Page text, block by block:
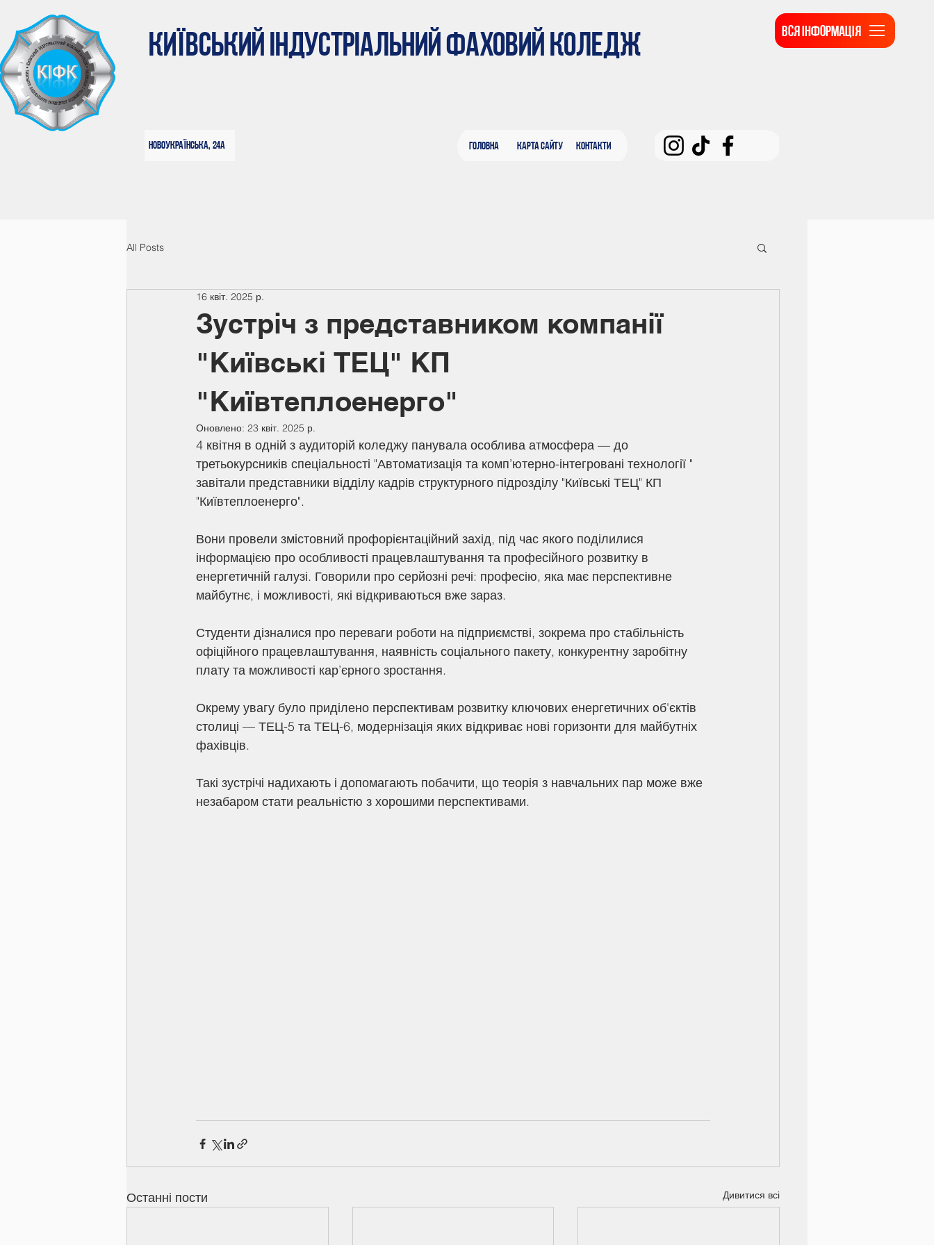
КИЇВСЬКИЙ ІНДУСТРІАЛЬНИЙ ФАХОВИЙ КОЛЕДЖ
Новоукраїнська, 24а Головна Контакти
Карта сайту
ВСЯ ІНФОРМАЦІЯ
All Posts
Зустріч з представником компанії
"Київські ТЕЦ" КП
"Київтеплоенерго"
16 квіт. 2025 р.
Оновлено: 23 квіт. 2025 р.
4 квітня в одній з аудиторій коледжу панувала особлива атмосфера — до
третьокурсників спеціальності "Автоматизація та комп’ютерно-інтегровані технології "
завітали представники відділу кадрів структурного підрозділу "Київські ТЕЦ" КП
"Київтеплоенерго".
Вони провели змістовний профорієнтаційний захід, під час якого поділилися
інформацією про особливості працевлаштування та професійного розвитку в
енергетичній галузі. Говорили про серйозні речі: професію, яка має перспективне
майбутнє, і можливості, які відкриваються вже зараз.
Студенти дізналися про переваги роботи на підприємстві, зокрема про стабільність
офіційного працевлаштування, наявність соціального пакету, конкурентну заробітну
плату та можливості кар’єрного зростання.
Окрему увагу було приділено перспективам розвитку ключових енергетичних об'єктів
столиці — ТЕЦ-5 та ТЕЦ-6, модернізація яких відкриває нові горизонти для майбутніх
фахівців.
Такі зустрічі надихають і допомагають побачити, що теорія з навчальних пар може вже
незабаром стати реальністю з хорошими перспективами.
Останні пости Дивитися всі